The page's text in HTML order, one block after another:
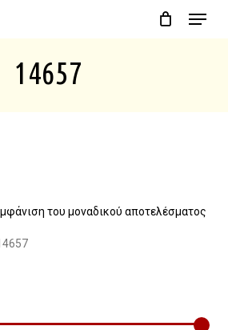
Menu
14657
του μοναδικού αποτελέσματος